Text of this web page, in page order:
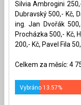
Silvia Ambrogini
Dubravský 500,- Kč,
ing. Jan Dvořák
Procházka 500,- Kč,
200,- Kč, Pavel Fila
Celkem za měsíc: 4
Vybráno 13.57%